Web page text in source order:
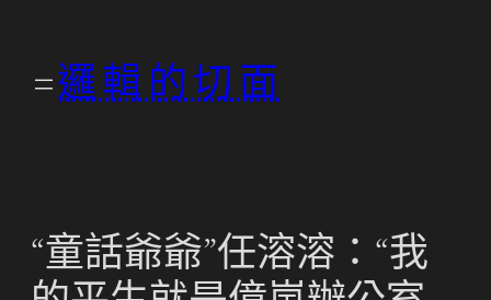
邏輯的切面
“童話爺爺”任溶溶：“我